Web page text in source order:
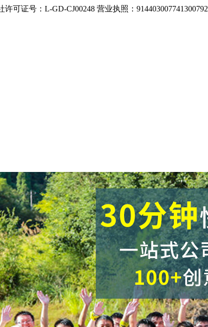
可证号：L-GD-CJ00248 营业执照：914403007741300792